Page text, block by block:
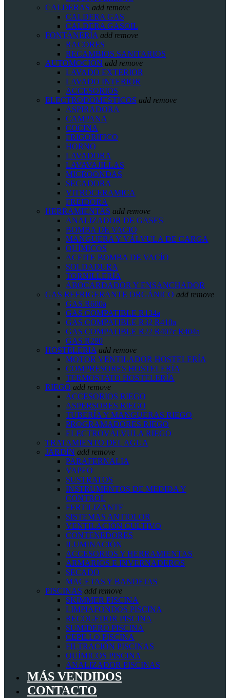
CALDERAS add remove
CALDERA GAS
CALDERA GASOIL
FONTANERÍA add remove
RACORES
RECAMBIOS SANITARIOS
AUTOMOCIÓN add remove
LAVADO EXTERIOR
LAVADO INTERIOR
ACCESORIOS
ELECTRODOMESTICOS add remove
ASPIRADORA
CAMPANA
COCINA
FRIGORIFICO
HORNO
LAVADORA
LAVAVAJILLAS
MICROONDAS
SECADORA
VITROCERAMICA
FREIDORA
HERRAMIENTAS add remove
ANALIZADOR DE GASES
BOMBA DE VACIO
MANGUERA Y VÁLVULA DE CARGA
QUÍMICOS
ACEITE BOMBA DE VACÍO
SOLDADURA
TORNILLERÍA
ABOCARDADOR Y ENSANCHADOR
GAS REFRIGERANTE ORGÁNICO add remove
GAS R600a
GAS COMPATIBLE R134a
GAS COMPATIBLE R32 R410a
GAS COMPATIBLE R22 R407c R404a
GAS R290
HOSTELERIA add remove
MOTOR VENTILADOR HOSTELERÍA
COMPRESORES HOSTELERÍA
TERMOSTATO HOSTELERÍA
RIEGO add remove
ACCESORIOS RIEGO
ASPERSORES RIEGO
TUBERÍA Y MANGUERAS RIEGO
PROGRAMADORES RIEGO
ELECTROVÁLVULA RIEGO
TRATAMIENTO DEL AGUA
JARDÍN add remove
PARAFERNALIA
VAPEO
SUSTRATOS
INSTRUMENTOS DE MEDIDA Y
CONTROL
FERTILIZANTE
SISTEMAS ANTIOLOR
VENTILACIÓN CULTIVO
CONTENEDORES
ILUMINACIÓN
ACCESORIOS Y HERRAMIENTAS
ARMARIOS E INVERNADEROS
SECADO
MACETAS Y BANDEJAS
PISCINAS add remove
SKIMMER PISCINA
LIMPIAFONDOS PISCINA
RECOGEDOR PISCINA
SUMIDERO PISCINA
CEPILLO PISCINA
FILTRACIÓN PISCINAS
QUÍMICOS PISCINA
ANALIZADOR PISCINAS
MÁS VENDIDOS
CONTACTO